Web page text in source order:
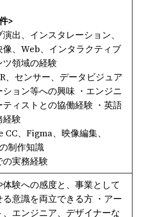
>
演出、インスタレーション、
像、Web、インタラクティブ
ツ領域の経験
、センサー、データビジュア
ション等への興味 ・エンジニ
ティストとの協働経験 ・英語
経験
CC、Figma、映像編集、
制作知識
の実務経験
体験への感度と、事業として
る意識を両立できる方 ・アー
、エンジニア、デザイナーな